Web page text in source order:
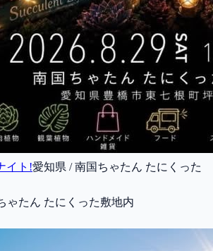
イト!愛知県 / 南国ちゃたん たにくった
ゃたん たにくった敷地内